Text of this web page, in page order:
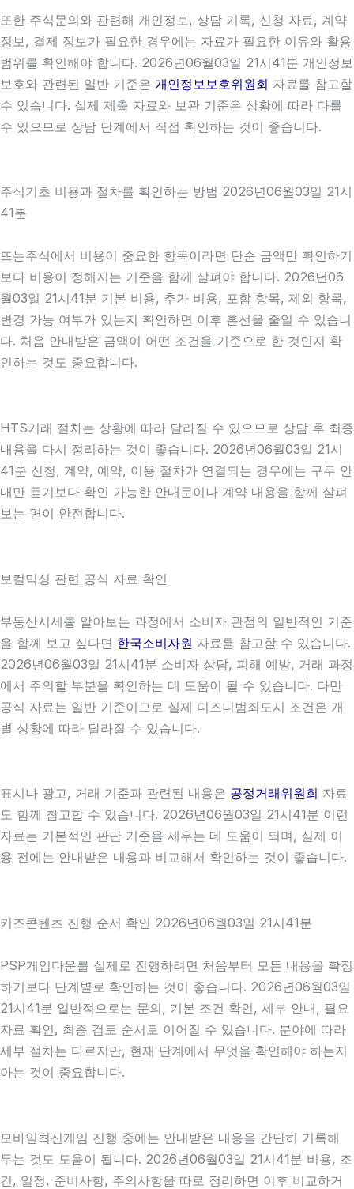
또한 주식문의와 관련해 개인정보, 상담 기록, 신청 자료, 계약
정보, 결제 정보가 필요한 경우에는 자료가 필요한 이유와 활용
범위를 확인해야 합니다. 2026년06월03일 21시41분 개인정보
보호와 관련된 일반 기준은 개인정보보호위원회 자료를 참고할
수 있습니다. 실제 제출 자료와 보관 기준은 상황에 따라 다를
수 있으므로 상담 단계에서 직접 확인하는 것이 좋습니다.
주식기초 비용과 절차를 확인하는 방법 2026년06월03일 21시
41분
뜨는주식에서 비용이 중요한 항목이라면 단순 금액만 확인하기
보다 비용이 정해지는 기준을 함께 살펴야 합니다. 2026년06
월03일 21시41분 기본 비용, 추가 비용, 포함 항목, 제외 항목,
변경 가능 여부가 있는지 확인하면 이후 혼선을 줄일 수 있습니
다. 처음 안내받은 금액이 어떤 조건을 기준으로 한 것인지 확
인하는 것도 중요합니다.
HTS거래 절차는 상황에 따라 달라질 수 있으므로 상담 후 최종
내용을 다시 정리하는 것이 좋습니다. 2026년06월03일 21시
41분 신청, 계약, 예약, 이용 절차가 연결되는 경우에는 구두 안
내만 듣기보다 확인 가능한 안내문이나 계약 내용을 함께 살펴
보는 편이 안전합니다.
보컬믹싱 관련 공식 자료 확인
부동산시세를 알아보는 과정에서 소비자 관점의 일반적인 기준
을 함께 보고 싶다면 한국소비자원 자료를 참고할 수 있습니다.
2026년06월03일 21시41분 소비자 상담, 피해 예방, 거래 과정
에서 주의할 부분을 확인하는 데 도움이 될 수 있습니다. 다만
공식 자료는 일반 기준이므로 실제 디즈니범죄도시 조건은 개
별 상황에 따라 달라질 수 있습니다.
표시나 광고, 거래 기준과 관련된 내용은 공정거래위원회 자료
도 함께 참고할 수 있습니다. 2026년06월03일 21시41분 이런
자료는 기본적인 판단 기준을 세우는 데 도움이 되며, 실제 이
용 전에는 안내받은 내용과 비교해서 확인하는 것이 좋습니다.
키즈콘텐츠 진행 순서 확인 2026년06월03일 21시41분
PSP게임다운를 실제로 진행하려면 처음부터 모든 내용을 확정
하기보다 단계별로 확인하는 것이 좋습니다. 2026년06월03일
21시41분 일반적으로는 문의, 기본 조건 확인, 세부 안내, 필요
자료 확인, 최종 검토 순서로 이어질 수 있습니다. 분야에 따라
세부 절차는 다르지만, 현재 단계에서 무엇을 확인해야 하는지
아는 것이 중요합니다.
모바일최신게임 진행 중에는 안내받은 내용을 간단히 기록해
두는 것도 도움이 됩니다. 2026년06월03일 21시41분 비용, 조
건, 일정, 준비사항, 주의사항을 따로 정리하면 이후 비교하거